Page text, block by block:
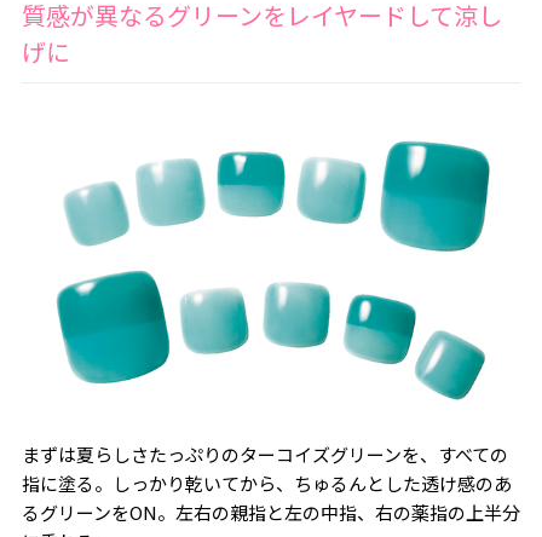
質感が異なるグリーンをレイヤードして涼し
げに
まずは夏らしさたっぷりのターコイズグリーンを、すべての
指に塗る。しっかり乾いてから、ちゅるんとした透け感のあ
るグリーンをON。左右の親指と左の中指、右の薬指の上半分